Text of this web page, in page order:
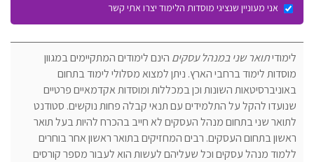
אני מעוניין שנציגי מוסדות הלימוד יצרו אתי קשר
לימודיתואר שני במנהל עסקים הינם לימודים המתקיימים במגוון
מוסדות לימוד ברחבי הארץ. ניתן למצוא מסלולי לימוד בתחום
באוניברסיטאות השונות וכן במכללות ומוסדות אקדמאיים פרטיים
שנועדו להקל על התלמידים עם תנאי קבלה פחות נוקשים. סטודנט
לתואר שני בתחום מנהל העסקים לא חייב בהכרח להיות בעל תואר
ראשון בתחום העסקים. רבים המחזיקים בתואר ראשון אחר בוחרים
ללמוד מנהל עסקים וכל שעליהם לעשות הוא לעבור מספר קורסים